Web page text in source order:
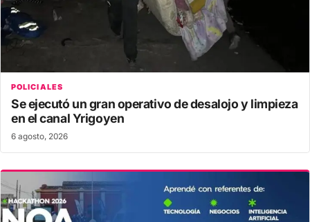
POLICIALES
Se ejecutó un gran operativo de desalojo y limpieza
en el canal Yrigoyen
6 agosto, 2026